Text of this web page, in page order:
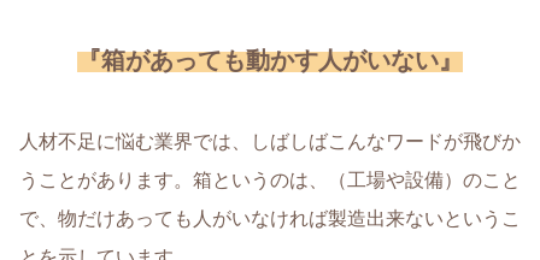
『箱があっても動かす人がいない』
人材不足に悩む業界では、しばしばこんなワードが飛びか
うことがあります。箱というのは、（工場や設備）のこと
で、物だけあっても人がいなければ製造出来ないというこ